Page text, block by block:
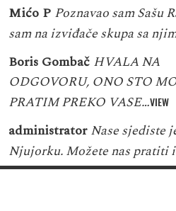
Mićo P Poznavao sam Sašu
sam na izviđače skupa sa
Boris Gombač HVALA NA
ODGOVORU, ONO STO
PRATIM PREKO VASE…VIEW
administrator Nase sjediste
Njujorku. Možete nas pratiti